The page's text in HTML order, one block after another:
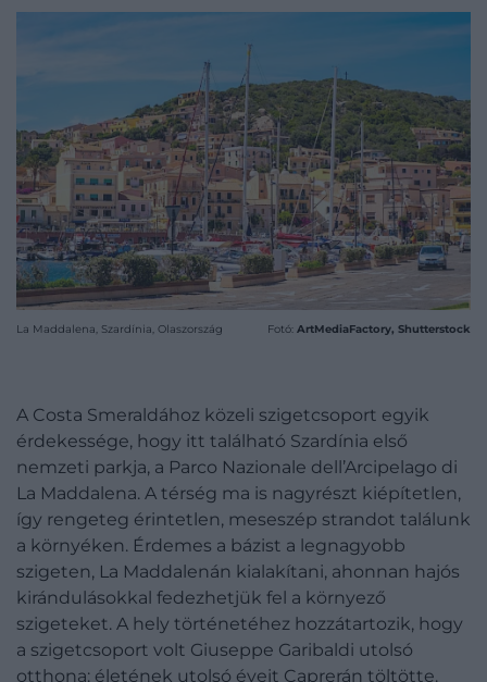
La Maddalena, Szardínia, Olaszország Fotó: ArtMediaFactory, Shutterstock
A Costa Smeraldához közeli szigetcsoport egyik
érdekessége, hogy itt található Szardínia első
nemzeti parkja, a Parco Nazionale dell’Arcipelago di
La Maddalena. A térség ma is nagyrészt kiépítetlen,
így rengeteg érintetlen, meseszép strandot találunk
a környéken. Érdemes a bázist a legnagyobb
szigeten, La Maddalenán kialakítani, ahonnan hajós
kirándulásokkal fedezhetjük fel a környező
szigeteket. A hely történetéhez hozzátartozik, hogy
a szigetcsoport volt Giuseppe Garibaldi utolsó
otthona: életének utolsó éveit Caprerán töltötte.